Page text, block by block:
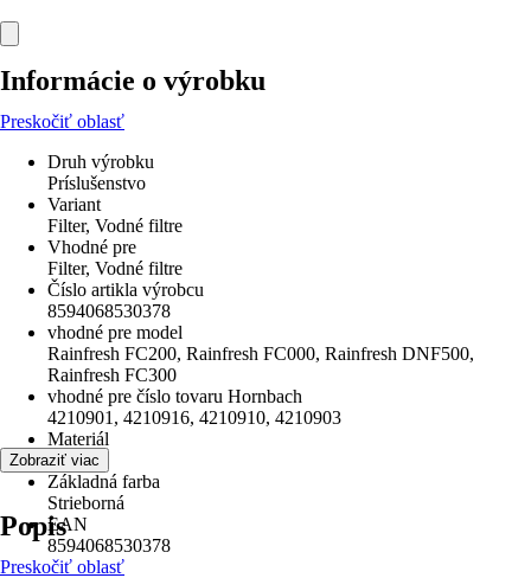
Informácie o výrobku
Preskočiť oblasť
Druh výrobku
Príslušenstvo
Variant
Filter, Vodné filtre
Vhodné pre
Filter, Vodné filtre
Číslo artikla výrobcu
8594068530378
vhodné pre model
Rainfresh FC200, Rainfresh FC000, Rainfresh DNF500,
Rainfresh FC300
vhodné pre číslo tovaru Hornbach
4210901, 4210916, 4210910, 4210903
Materiál
Kov
Základná farba
Strieborná
EAN
8594068530378
Zobraziť viac
Popis
Preskočiť oblasť